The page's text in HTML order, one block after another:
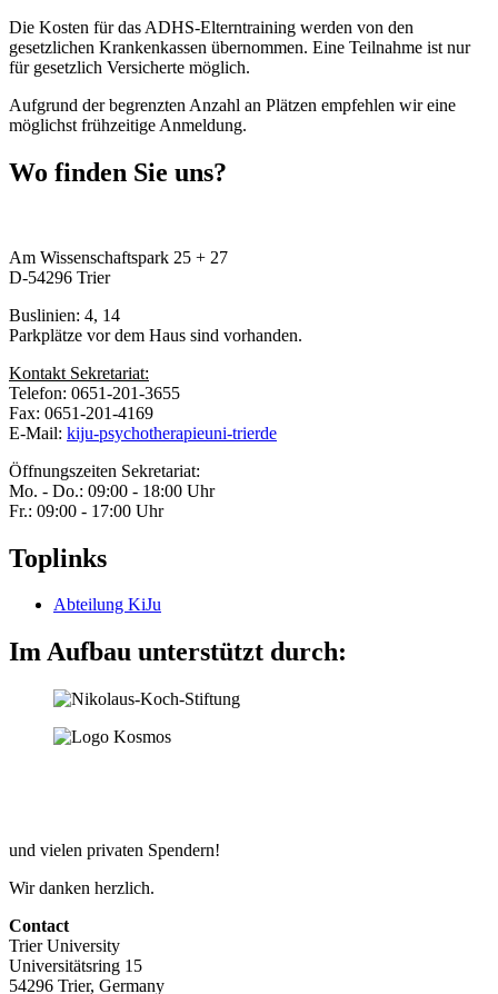
Die Kosten für das ADHS-Elterntraining werden von den
gesetzlichen Krankenkassen übernommen. Eine Teilnahme ist nur
für gesetzlich Versicherte möglich.
Aufgrund der begrenzten Anzahl an Plätzen empfehlen wir eine
möglichst frühzeitige Anmeldung.
Wo finden Sie uns?
Am Wissenschaftspark 25 + 27
D-54296 Trier
Buslinien: 4, 14
Parkplätze vor dem Haus sind vorhanden.
Kontakt Sekretariat:
Telefon: 0651-201-3655
Fax: 0651-201-4169
E-Mail: kiju-psychotherapieuni-trierde
Öffnungszeiten Sekretariat:
Mo. - Do.: 09:00 - 18:00 Uhr
Fr.: 09:00 - 17:00 Uhr
Toplinks
Abteilung KiJu
Im Aufbau unterstützt durch:
und vielen privaten Spendern!
Wir danken herzlich.
Contact
Trier University
Universitätsring 15
54296 Trier, Germany